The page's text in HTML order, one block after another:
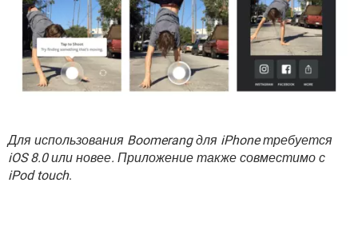
Для использования Boomerang для iPhone требуется
iOS 8.0 или новее. Приложение также совместимо с
iPod touch.